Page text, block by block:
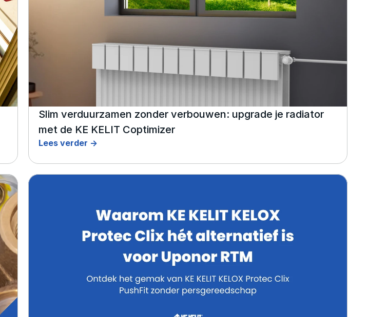
Slim verduurzamen zonder verbouwen: upgrade je radiator
met de KE KELIT Coptimizer
Lees verder ->